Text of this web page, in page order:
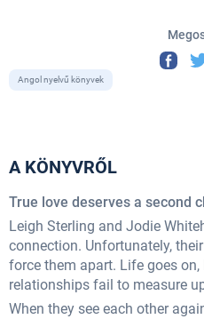
Angol nyelvű könyvek
A KÖNYVRŐL
True love deserves a second
Leigh Sterling and Jodie
connection. Unfortunately,
force them apart. Life goes
relationships fail to measure
When they see each other